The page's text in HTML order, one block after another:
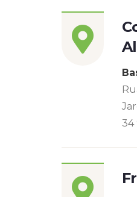
34